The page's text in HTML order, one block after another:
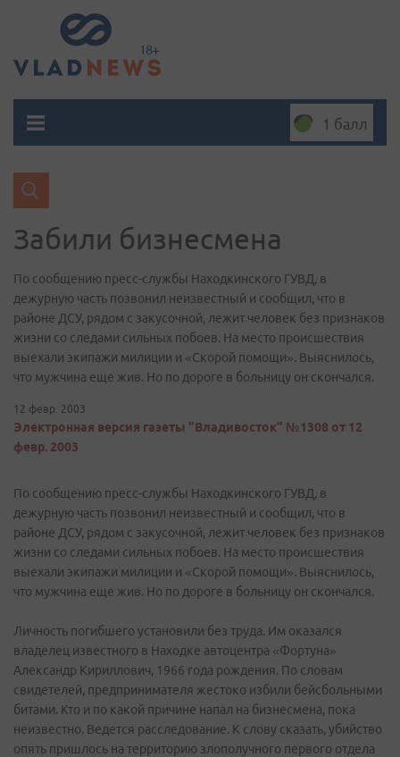
1 балл
Забили бизнесмена
По сообщению пресс-службы Находкинского ГУВД, в
дежурную часть позвонил неизвестный и сообщил, что в
районе ДСУ, рядом с закусочной, лежит человек без признаков
жизни со следами сильных побоев. На место происшествия
выехали экипажи милиции и «Скорой помощи». Выяснилось,
что мужчина еще жив. Но по дороге в больницу он скончался.
12 февр. 2003
Электронная версия газеты "Владивосток" №1308 от 12
февр. 2003
По сообщению пресс-службы Находкинского ГУВД, в
дежурную часть позвонил неизвестный и сообщил, что в
районе ДСУ, рядом с закусочной, лежит человек без признаков
жизни со следами сильных побоев. На место происшествия
выехали экипажи милиции и «Скорой помощи». Выяснилось,
что мужчина еще жив. Но по дороге в больницу он скончался.
Личность погибшего установили без труда. Им оказался
владелец известного в Находке автоцентра «Фортуна»
Александр Кириллович, 1966 года рождения. По словам
свидетелей, предпринимателя жестоко избили бейсбольными
битами. Кто и по какой причине напал на бизнесмена, пока
неизвестно. Ведется расследование. К слову сказать, убийство
опять пришлось на территорию злополучного первого отдела